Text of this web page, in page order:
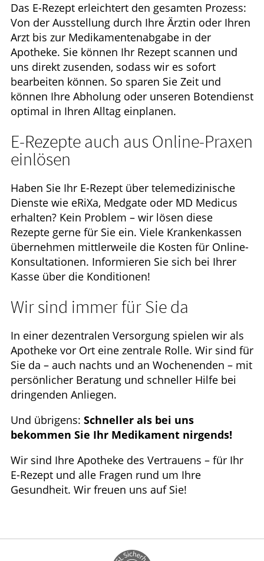
Das E-Rezept erleichtert den gesamten Prozess:
Von der Ausstellung durch Ihre Ärztin oder Ihren
Arzt bis zur Medikamentenabgabe in der
Apotheke. Sie können Ihr Rezept scannen und
uns direkt zusenden, sodass wir es sofort
bearbeiten können. So sparen Sie Zeit und
können Ihre Abholung oder unseren Botendienst
optimal in Ihren Alltag einplanen.
E-Rezepte auch aus Online-Praxen
einlösen
Haben Sie Ihr E-Rezept über telemedizinische
Dienste wie eRiXa, Medgate oder MD Medicus
erhalten? Kein Problem – wir lösen diese
Rezepte gerne für Sie ein. Viele Krankenkassen
übernehmen mittlerweile die Kosten für Online-
Konsultationen. Informieren Sie sich bei Ihrer
Kasse über die Konditionen!
Wir sind immer für Sie da
In einer dezentralen Versorgung spielen wir als
Apotheke vor Ort eine zentrale Rolle. Wir sind für
Sie da – auch nachts und an Wochenenden – mit
persönlicher Beratung und schneller Hilfe bei
dringenden Anliegen.
Und übrigens: Schneller als bei uns
bekommen Sie Ihr Medikament nirgends!
Wir sind Ihre Apotheke des Vertrauens – für Ihr
E-Rezept und alle Fragen rund um Ihre
Gesundheit. Wir freuen uns auf Sie!